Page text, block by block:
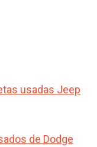
usadas Jeep
de Dodge